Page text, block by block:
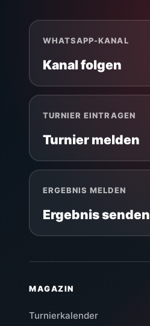
WHATSAPP-KANAL
Kanal folgen
TURNIER EINTRAGEN
Turnier melden
ERGEBNIS MELDEN
Ergebnis senden
MAGAZIN
Turnierkalender